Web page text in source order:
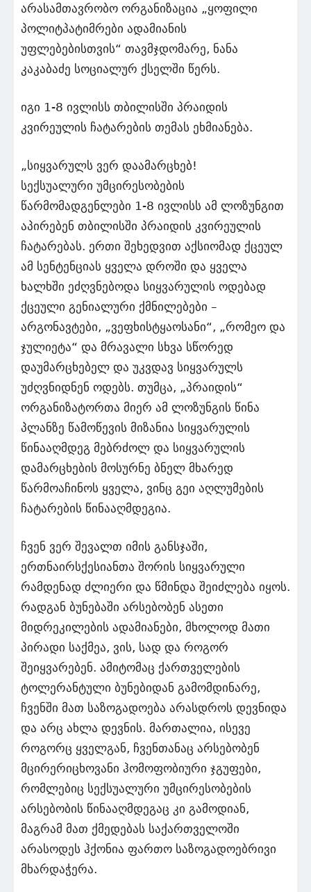
არასამთავრობო ორგანიზაცია „ყოფილი
პოლიტპატიმრები ადამიანის
უფლებებისთვის“ თავმჯდომარე, ნანა
კაკაბაძე სოციალურ ქსელში წერს.
იგი 1-8 ივლისს თბილისში პრაიდის
კვირეულის ჩატარების თემას ეხმიანება.
„სიყვარულს ვერ დაამარცხებ!
სექსუალური უმცირესობების
წარმომადგენლები 1-8 ივლისს ამ ლოზუნგით
აპირებენ თბილისში პრაიდის კვირეულის
ჩატარებას. ერთი შეხედვით აქსიომად ქცეულ
ამ სენტენციას ყველა დროში და ყველა
ხალხში ეძღვნებოდა სიყვარულის ოდებად
ქცეული გენიალური ქმნილებები –
არგონავტები, „ვეფხისტყაოსანი“, „რომეო და
ჯულიეტა“ და მრავალი სხვა სწორედ
დაუმარცხებელ და უკვდავ სიყვარულს
უძღვნიდნენ ოდებს. თუმცა, „პრაიდის“
ორგანიზატორთა მიერ ამ ლოზუნგის წინა
პლანზე წამოწევის მიზანია სიყვარულის
წინააღმდეგ მებრძოლ და სიყვარულის
დამარცხების მოსურნე ბნელ მხარედ
წარმოაჩინოს ყველა, ვინც გეი აღლუმების
ჩატარების წინააღმდეგია.
ჩვენ ვერ შევალთ იმის განსჯაში,
ერთნაირსქესიანთა შორის სიყვარული
რამდენად ძლიერი და წმინდა შეიძლება იყოს.
რადგან ბუნებაში არსებობენ ასეთი
მიდრეკილების ადამიანები, მხოლოდ მათი
პირადი საქმეა, ვის, სად და როგორ
შეიყვარებენ. ამიტომაც ქართველების
ტოლერანტული ბუნებიდან გამომდინარე,
ჩვენში მათ საზოგადოება არასდროს დევნიდა
და არც ახლა დევნის. მართალია, ისევე
როგორც ყველგან, ჩვენთანაც არსებობენ
მცირერიცხოვანი ჰომოფობიური ჯგუფები,
რომლებიც სექსუალური უმცირესობების
არსებობის წინააღმდეგაც კი გამოდიან,
მაგრამ მათ ქმედებას საქართველოში
არასოდეს ჰქონია ფართო საზოგადოებრივი
მხარდაჭერა.